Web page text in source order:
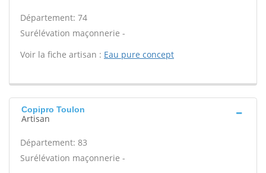
Département: 74
Surélévation maçonnerie -
Voir la fiche artisan : Eau pure concept
Copipro Toulon
Artisan
Département: 83
Surélévation maçonnerie -